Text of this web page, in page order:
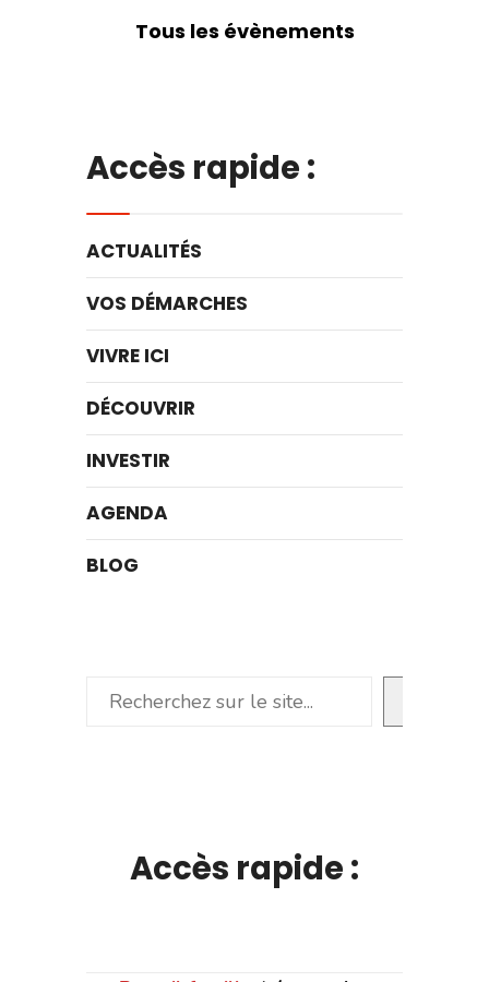
Tous les évènements
Accès rapide :
ACTUALITÉS
VOS DÉMARCHES
VIVRE ICI
DÉCOUVRIR
INVESTIR
AGENDA
BLOG
Rechercher
Accès rapide :